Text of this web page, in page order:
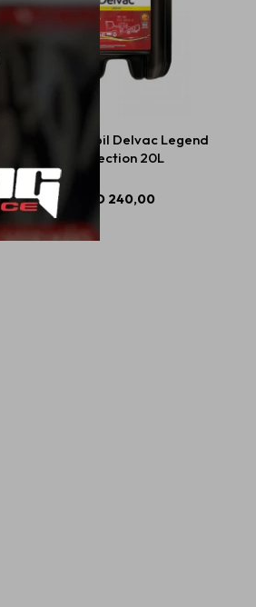
20W50 Mobil Delvac Legend
Protection 20L
USD 240,00